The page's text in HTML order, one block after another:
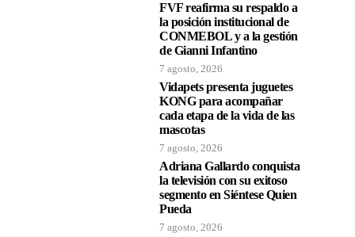
FVF reafirma su respaldo a
la posición institucional de
CONMEBOL y a la gestión
de Gianni Infantino
7 agosto, 2026
Vidapets presenta juguetes
KONG para acompañar
cada etapa de la vida de las
mascotas
7 agosto, 2026
Adriana Gallardo conquista
la televisión con su exitoso
segmento en Siéntese Quien
Pueda
7 agosto, 2026